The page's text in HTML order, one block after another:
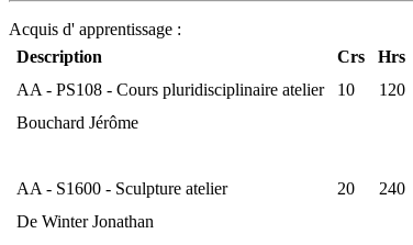
Acquis d' apprentissage :
Description
Crs Hrs
AA - PS108 - Cours pluridisciplinaire atelier
10 120
Bouchard Jérôme
AA - S1600 - Sculpture atelier 20 240
De Winter Jonathan